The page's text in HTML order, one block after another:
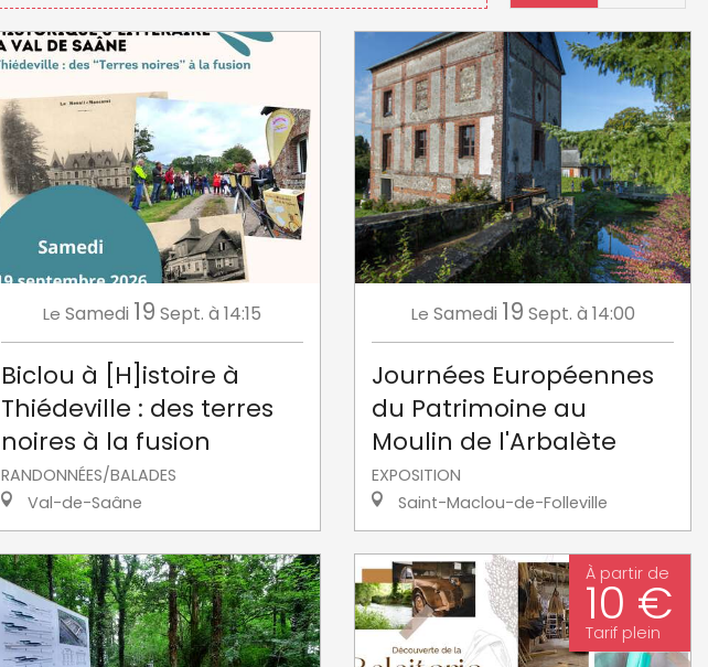
Le Samedi 19 Sept. à 14:15
Biclou à [H]istoire à
Thiédeville : des terres
noires à la fusion
RANDONNÉES/BALADES
Val-de-Saâne
Le Samedi 19 Sept. à 14:00
Journées Européennes
du Patrimoine au
Moulin de l'Arbalète
EXPOSITION
Saint-Maclou-de-Folleville
À partir de
10 €
Tarif plein